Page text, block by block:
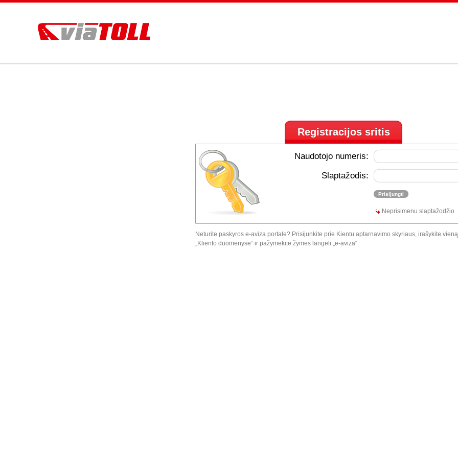
Registracijos sritis
Naudotojo numeris:
Slaptažodis:
Neprisimenu slaptažodžio
Neturite paskyros e-aviza portale? Prisijunkite prie Kientu aptarnavimo skyriaus, irašykite
„Kliento duomenyse“ ir pažymekite žymes langeli „e-aviza“.